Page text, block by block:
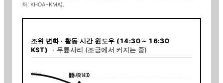
처: KHOA+KMA).
조위 변화· 활동 시간 윈도우 (14:30 ~ 16:30
KST)
· 무릎사리 (조금에서 커지는 중)
515cm 활동 시작14:30